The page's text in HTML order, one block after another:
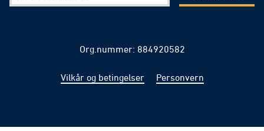
Org.nummer: 884920582
Vilkår og betingelser Personvern